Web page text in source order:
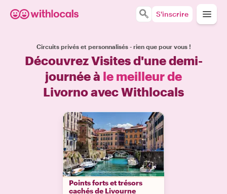
S'inscrire
Circuits privés et personnalisés - rien que pour vous !
Découvrez Visites d'une demi-
journée à le meilleur de
Livorno avec Withlocals
Points forts et trésors
cachés de Livourne